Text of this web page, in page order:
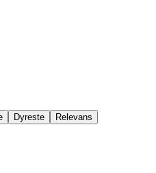
Dyreste
Relevans